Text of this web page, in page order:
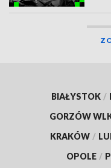
BIAŁYSTOK /
GORZÓW
KRAKÓW /
OPOLE /